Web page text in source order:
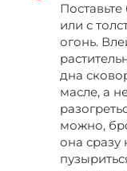
или с
огонь.
дна
масле, а
можно,
она сразу